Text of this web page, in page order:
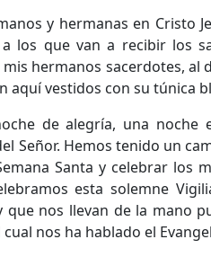
y hermanas en Cristo
a los que van a recibir los
hermanos sacerdotes, al
aquí vestidos con su túnica
de alegría, una
Señor. Hemos tenido un
Santa y celebrar los
esta solemne
que nos llevan de la mano
nos ha hablado el